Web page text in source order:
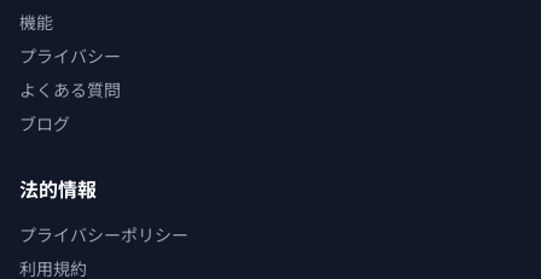
機能
プライバシー
よくある質問
ブログ
法的情報
プライバシーポリシー
利用規約